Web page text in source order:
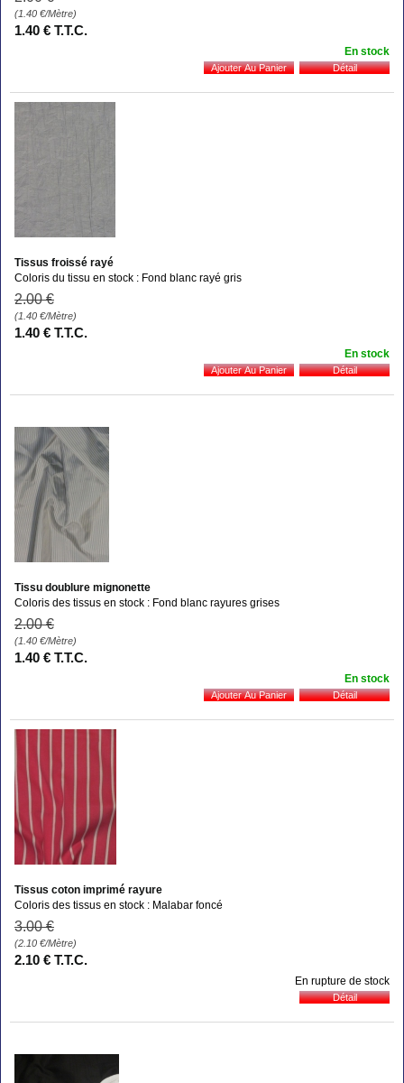
(1.40 €/Mètre)
1.40 € T.T.C.
En stock
Tissus froissé rayé
Coloris du tissu en stock : Fond blanc rayé gris
2.00 €
(1.40 €/Mètre)
1.40 € T.T.C.
En stock
Tissu doublure mignonette
Coloris des tissus en stock : Fond blanc rayures grises
2.00 €
(1.40 €/Mètre)
1.40 € T.T.C.
En stock
Tissus coton imprimé rayure
Coloris des tissus en stock : Malabar foncé
3.00 €
(2.10 €/Mètre)
2.10 € T.T.C.
En rupture de stock